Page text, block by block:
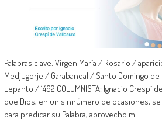
Palabras clave: Virgen María / Rosario /
Medjugorje / Garabandal / Santo Domingo de
Lepanto / 1492 COLUMNISTA: Ignacio Crespí
que Dios, en un sinnúmero de ocasiones,
para predicar su Palabra, aprovecho mi